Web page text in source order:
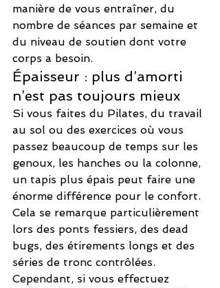
manière de vous entraîner, du
nombre de séances par semaine et
du niveau de soutien dont votre
corps a besoin.
Épaisseur : plus d’amorti
n’est pas toujours mieux
Si vous faites du Pilates, du travail
au sol ou des exercices où vous
passez beaucoup de temps sur les
genoux, les hanches ou la colonne,
un tapis plus épais peut faire une
énorme différence pour le confort.
Cela se remarque particulièrement
lors des ponts fessiers, des dead
bugs, des étirements longs et des
séries de tronc contrôlées.
Cependant, si vous effectuez